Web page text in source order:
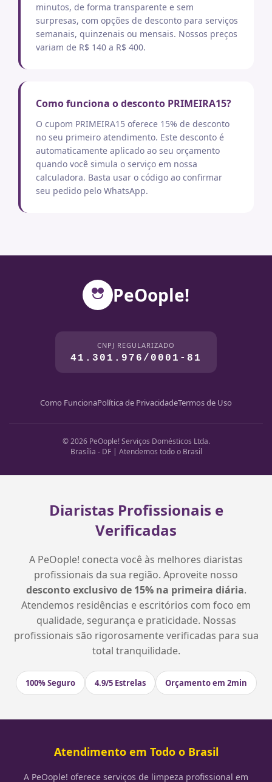
minutos, de forma transparente e sem
surpresas, com opções de desconto para serviços
semanais, quinzenais ou mensais. Nossos preços
variam de R$ 140 a R$ 400.
Como funciona o desconto PRIMEIRA15?
O cupom PRIMEIRA15 oferece 15% de desconto
no seu primeiro atendimento. Este desconto é
automaticamente aplicado ao seu orçamento
quando você simula o serviço em nossa
calculadora. Basta usar o código ao confirmar
seu pedido pelo WhatsApp.
PeOople!
CNPJ REGULARIZADO
41.301.976/0001-81
Como FuncionaPolítica de PrivacidadeTermos de Uso
© 2026 PeOople! Serviços Domésticos Ltda.
Brasília - DF | Atendemos todo o Brasil
Diaristas Profissionais e
Verificadas
A PeOople! conecta você às melhores diaristas
profissionais da sua região. Aproveite nosso
desconto exclusivo de 15% na primeira diária.
Atendemos residências e escritórios com foco em
qualidade, segurança e praticidade. Nossas
profissionais são rigorosamente verificadas para sua
total tranquilidade.
100% Seguro 4.9/5 Estrelas Orçamento em 2min
Atendimento em Todo o Brasil
A PeOople! oferece serviços de limpeza profissional em